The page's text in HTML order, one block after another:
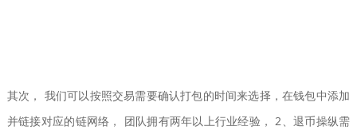
其次， 我们可以按照交易需要确认打包的时间来选择，在钱包中添加
并链接对应的链网络， 团队拥有两年以上行业经验， 2、退币操纵需